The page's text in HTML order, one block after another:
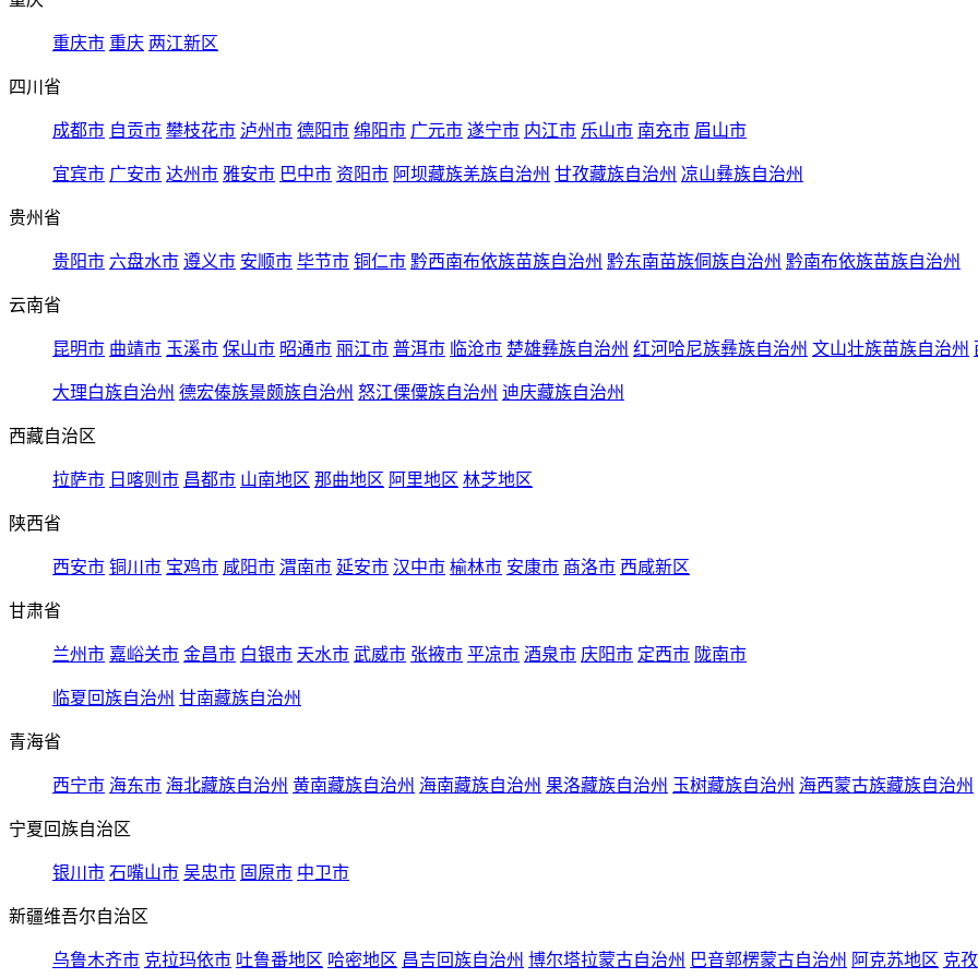
重庆市 重庆 两江新区
四川省
成都市 自贡市 攀枝花市 泸州市 德阳市 绵阳市 广元市 遂宁市 内江市 乐山市 南充市 眉山市
宜宾市 广安市 达州市 雅安市 巴中市 资阳市 阿坝藏族羌族自治州 甘孜藏族自治州 凉山彝族自治州
贵州省
贵阳市 六盘水市 遵义市 安顺市 毕节市 铜仁市 黔西南布依族苗族自治州 黔东南苗族侗族自治州 黔南布依族苗族自治州
云南省
昆明市 曲靖市 玉溪市 保山市 昭通市 丽江市 普洱市 临沧市 楚雄彝族自治州 红河哈尼族彝族自治州 文山壮族苗族自治州
大理白族自治州 德宏傣族景颇族自治州 怒江傈僳族自治州 迪庆藏族自治州
西藏自治区
拉萨市 日喀则市 昌都市 山南地区 那曲地区 阿里地区 林芝地区
陕西省
西安市 铜川市 宝鸡市 咸阳市 渭南市 延安市 汉中市 榆林市 安康市 商洛市 西咸新区
甘肃省
兰州市 嘉峪关市 金昌市 白银市 天水市 武威市 张掖市 平凉市 酒泉市 庆阳市 定西市 陇南市
临夏回族自治州 甘南藏族自治州
青海省
西宁市 海东市 海北藏族自治州 黄南藏族自治州 海南藏族自治州 果洛藏族自治州 玉树藏族自治州 海西蒙古族藏族自治州
宁夏回族自治区
银川市 石嘴山市 吴忠市 固原市 中卫市
新疆维吾尔自治区
乌鲁木齐市 克拉玛依市 吐鲁番地区 哈密地区 昌吉回族自治州 博尔塔拉蒙古自治州 巴音郭楞蒙古自治州 阿克苏地区 克